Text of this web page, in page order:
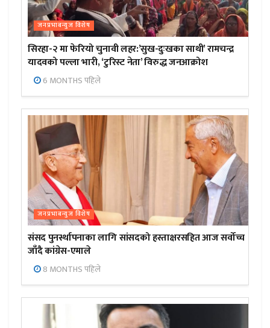
जनप्रभाबन्युज विशेष
सिरहा-२ मा फेरियो चुनावी लहर:’सुख-दुःखका साथी’ रामचन्द्र
यादवको पल्ला भारी, ‘टुरिस्ट नेता’ विरुद्ध जनआक्रोश
6 MONTHS पहिले
जनप्रभाबन्युज विशेष
संसद पुनर्स्थापनाका लागि सांसदको हस्ताक्षरसहित आज सर्वोच्च
जाँदै कांग्रेस-एमाले
8 MONTHS पहिले